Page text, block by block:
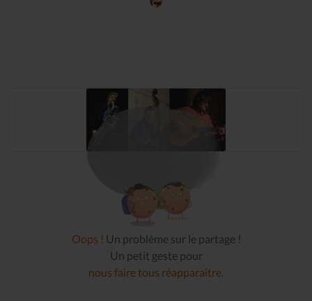
Oops ! Un problème sur le partage !
Un petit geste pour
nous faire tous réapparaître.